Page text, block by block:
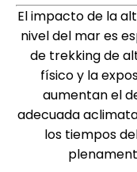
El impacto de la
nivel del mar es
de trekking de
físico y la
aumentan el
adecuada
los tiempos